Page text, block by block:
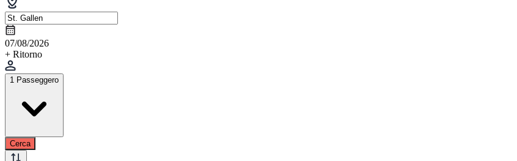
07/08/2026
+ Ritorno
1 Passeggero
Cerca